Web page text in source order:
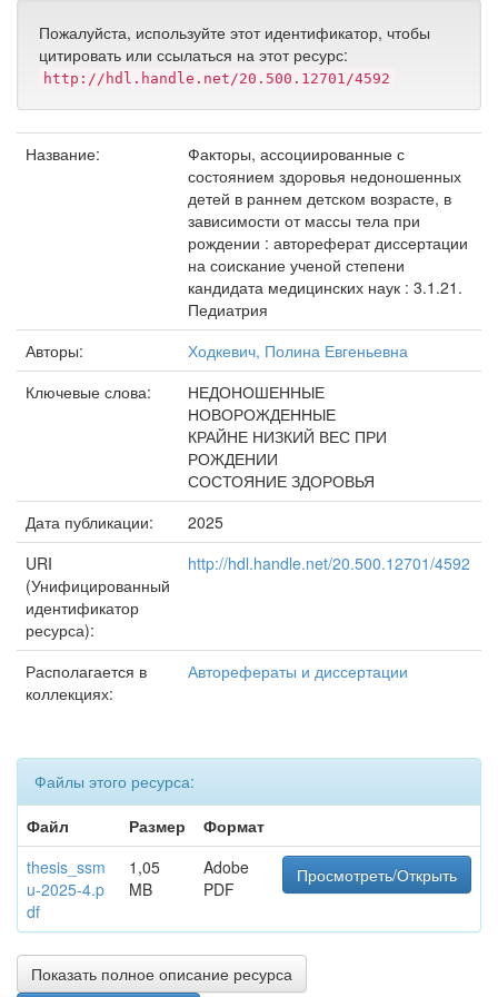
Пожалуйста, используйте этот идентификатор, чтобы
цитировать или ссылаться на этот ресурс:
http://hdl.handle.net/20.500.12701/4592
Название:
Факторы, ассоциированные с
состоянием здоровья недоношенных
детей в раннем детском возрасте, в
зависимости от массы тела при
рождении : автореферат диссертации
на соискание ученой степени
кандидата медицинских наук : 3.1.21.
Педиатрия
Авторы:
Ходкевич, Полина Евгеньевна
Ключевые слова:
НЕДОНОШЕННЫЕ
НОВОРОЖДЕННЫЕ
КРАЙНЕ НИЗКИЙ ВЕС ПРИ
РОЖДЕНИИ
СОСТОЯНИЕ ЗДОРОВЬЯ
Дата публикации:
2025
URI
(Унифицированный
идентификатор
ресурса):
http://hdl.handle.net/20.500.12701/4592
Располагается в
коллекциях:
Авторефераты и диссертации
Файлы этого ресурса:
Файл
Размер
Формат
thesis_ssm
u-2025-4.p
df
1,05
MB
Adobe
PDF
Просмотреть/Открыть
Показать полное описание ресурса